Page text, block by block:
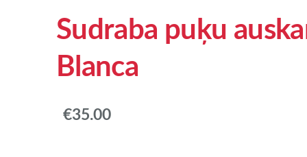
Sudraba puķu
Blanca
€35.00